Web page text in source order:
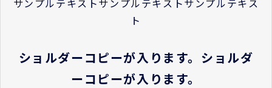
サンプルテキストサンプルテキストサンプルテキス
ト
ショルダーコピーが入ります。ショルダ
ーコピーが入ります。